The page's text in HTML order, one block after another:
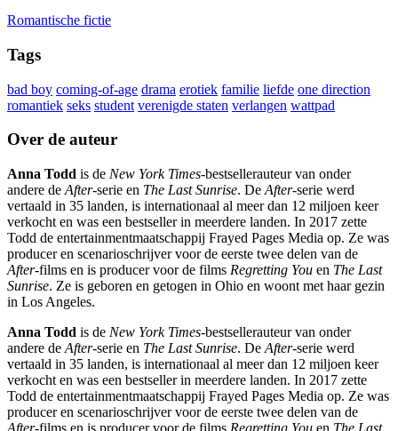
Romantische fictie
Tags
bad boy coming-of-age drama erotiek familie liefde one direction
romantiek seks student verenigde staten verlangen wattpad
Over de auteur
Anna Todd is de New York Times-bestsellerauteur van onder
andere de After-serie en The Last Sunrise. De After-serie werd
vertaald in 35 landen, is internationaal al meer dan 12 miljoen keer
verkocht en was een bestseller in meerdere landen. In 2017 zette
Todd de entertainmentmaatschappij Frayed Pages Media op. Ze was
producer en scenarioschrijver voor de eerste twee delen van de
After-films en is producer voor de films Regretting You en The Last
Sunrise. Ze is geboren en getogen in Ohio en woont met haar gezin
in Los Angeles.
Anna Todd is de New York Times-bestsellerauteur van onder
andere de After-serie en The Last Sunrise. De After-serie werd
vertaald in 35 landen, is internationaal al meer dan 12 miljoen keer
verkocht en was een bestseller in meerdere landen. In 2017 zette
Todd de entertainmentmaatschappij Frayed Pages Media op. Ze was
producer en scenarioschrijver voor de eerste twee delen van de